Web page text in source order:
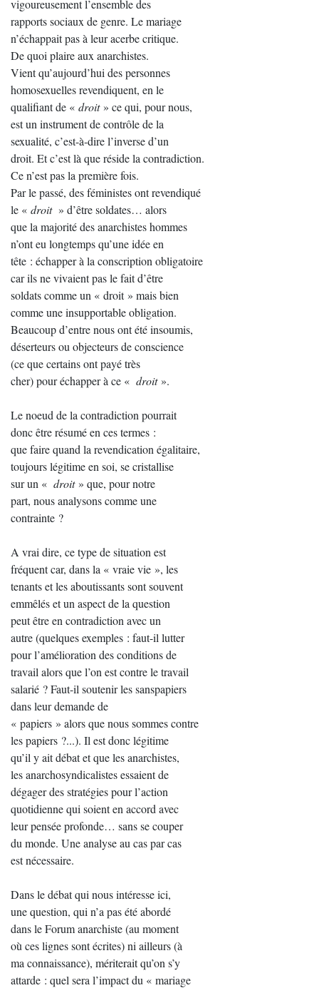
vigoureusement l’ensemble des
rapports sociaux de genre. Le mariage
n’échappait pas à leur acerbe critique.
De quoi plaire aux anarchistes.
Vient qu’aujourd’hui des personnes
homosexuelles revendiquent, en le
qualifiant de « droit» ce qui, pour nous,
est un instrument de contrôle de la
sexualité, c’est-à-dire l’inverse d’un
droit. Et c’est là que réside la contradiction.
Ce n’est pas la première fois.
Par le passé, des féministes ont revendiqué
le « droit » d’être soldates… alors
que la majorité des anarchistes hommes
n’ont eu longtemps qu’une idée en
tête : échapper à la conscription obligatoire
car ils ne vivaient pas le fait d’être
soldats comme un « droit » mais bien
comme une insupportable obligation.
Beaucoup d’entre nous ont été insoumis,
déserteurs ou objecteurs de conscience
(ce que certains ont payé très
cher) pour échapper à ce « droit».
Le noeud de la contradiction pourrait
donc être résumé en ces termes :
que faire quand la revendication égalitaire,
toujours légitime en soi, se cristallise
sur un « droit» que, pour notre
part, nous analysons comme une
contrainte ?
A vrai dire, ce type de situation est
fréquent car, dans la « vraie vie », les
tenants et les aboutissants sont souvent
emmêlés et un aspect de la question
peut être en contradiction avec un
autre (quelques exemples : faut-il lutter
pour l’amélioration des conditions de
travail alors que l’on est contre le travail
salarié ? Faut-il soutenir les sanspapiers
dans leur demande de
« papiers » alors que nous sommes contre
les papiers ?...). Il est donc légitime
qu’il y ait débat et que les anarchistes,
les anarchosyndicalistes essaient de
dégager des stratégies pour l’action
quotidienne qui soient en accord avec
leur pensée profonde… sans se couper
du monde. Une analyse au cas par cas
est nécessaire.
Dans le débat qui nous intéresse ici,
une question, qui n’a pas été abordé
dans le Forum anarchiste (au moment
où ces lignes sont écrites) ni ailleurs (à
ma connaissance), mériterait qu’on s’y
attarde : quel sera l’impact du « mariage